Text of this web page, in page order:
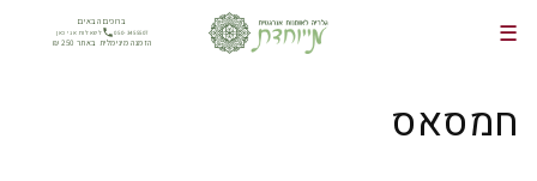
לתוכן
ברוכים הבאים
לשאלות אני כאן 050-3455507
הזמנה מינימלית באתר 250 ₪ ☰
גְ
חמסאס